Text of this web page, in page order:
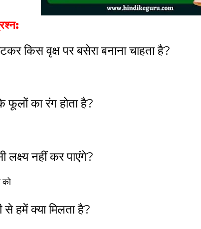
किस वृक्ष पर बसेरा बनाना चाहता है?
फूलों का रंग होता है?
लक्ष्य नहीं कर पाएंगे?
को
से हमें क्या मिलता है?